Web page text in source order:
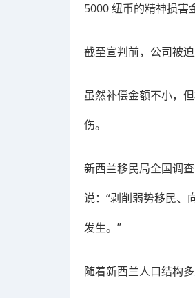
5000 纽币的精神损害
截至宣判前，公司被
虽然补偿金额不小，
伤。
新西兰移民局全国调
说：“剥削弱势移民、
发生。”
随着新西兰人口结构